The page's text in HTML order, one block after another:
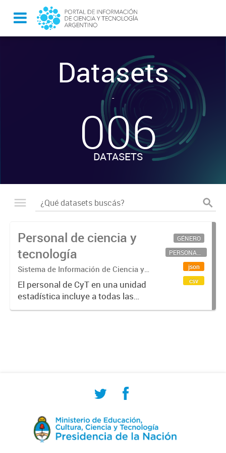
Datasets
-
006
DATASETS
Personal de ciencia y
tecnología
Sistema de Información de Ciencia y
Tecnología Argentino (SICYTAR)
El personal de CyT en una unidad
estadística incluye a todas las
personas involucradas
GÉNERO
PERSONAL CIENTÍFICO-TECNOLÓGICO
json
csv